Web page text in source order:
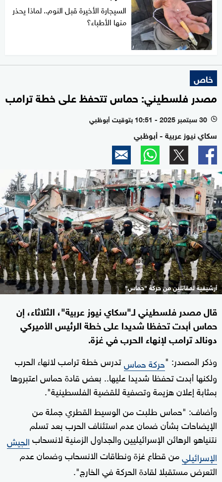
السيجارة الأخيرة قبل النوم.. لماذا يحذر
منها الأطباء؟
خاص
مصدر فلسطيني: حماس تتحفظ على خطة ترامب
l 30 سبتمبر 2025 - 10:51 بتوقيت أبوظبي
سكاي نيوز عربية - أبوظبي
أرشيفية لمقاتلين من حركة "حماس"
قال مصدر فلسطيني لـ"سكاي نيوز عربية"، الثلاثاء، إن
حماس أبدت تحفظا شديدا على خطة الرئيس الأميركي
دونالد ترامب لإنهاء الحرب في غزة.
وذكر المصدر: "حركة حماستدرس خطة ترامب لانهاء الحرب
ولكنها أبدت تحفظا شديدا عليها.. بعض قادة حماس اعتبروها
بمثابة إعلان هزيمة وتصفية للقضية الفلسطينية".
وأضاف: "حماس طلبت من الوسيط القطري جملة من
الإيضاحات بشأن ضمان عدم استئناف الحرب بعد تسلم
نتنياهو الرهائن الإسرائيليين والجداول الزمنية لانسحابالجيش
الإسرائيليمن قطاع غزة ونطاقات الانسحاب وضمان عدم
التعرض مستقبلا لقادة الحركة في الخارج".